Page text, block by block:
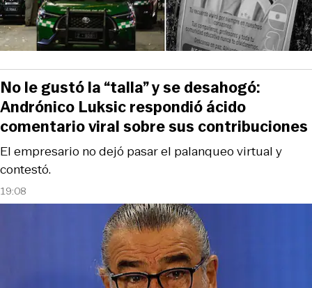
19:08
El empresario no dejó pasar el palanqueo virtual y
contestó.
No le gustó la “talla” y se desahogó:
Andrónico Luksic respondió ácido
comentario viral sobre sus contribuciones